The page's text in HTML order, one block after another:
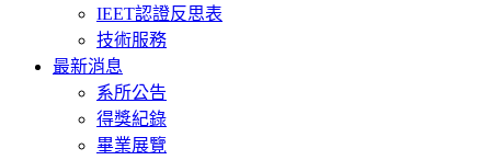
IEET認證反思表
技術服務
最新消息
系所公告
得獎紀錄
畢業展覽